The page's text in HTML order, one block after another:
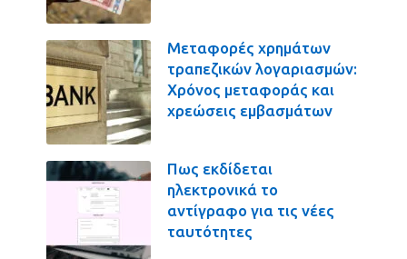
Μεταφορές χρημάτων
τραπεζικών λογαριασμών:
Χρόνος μεταφοράς και
χρεώσεις εμβασμάτων
Πως εκδίδεται
ηλεκτρονικά το
αντίγραφο για τις νέες
ταυτότητες